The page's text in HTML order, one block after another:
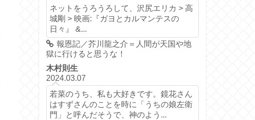
ネットをうろうろして、沢尻エリカ > 高
城剛 > 映画:『ガヨとカルマンテスの
日々』 &...
報恩記／芥川龍之介＝人間が天国や地
獄に行けると思うな！
木村則生
2024.03.07
若菜のうち、私も大好きです。鏡花さん
はすずさんのことを時に「うちの娘左衛
門」と呼んだそうで、神のよう...